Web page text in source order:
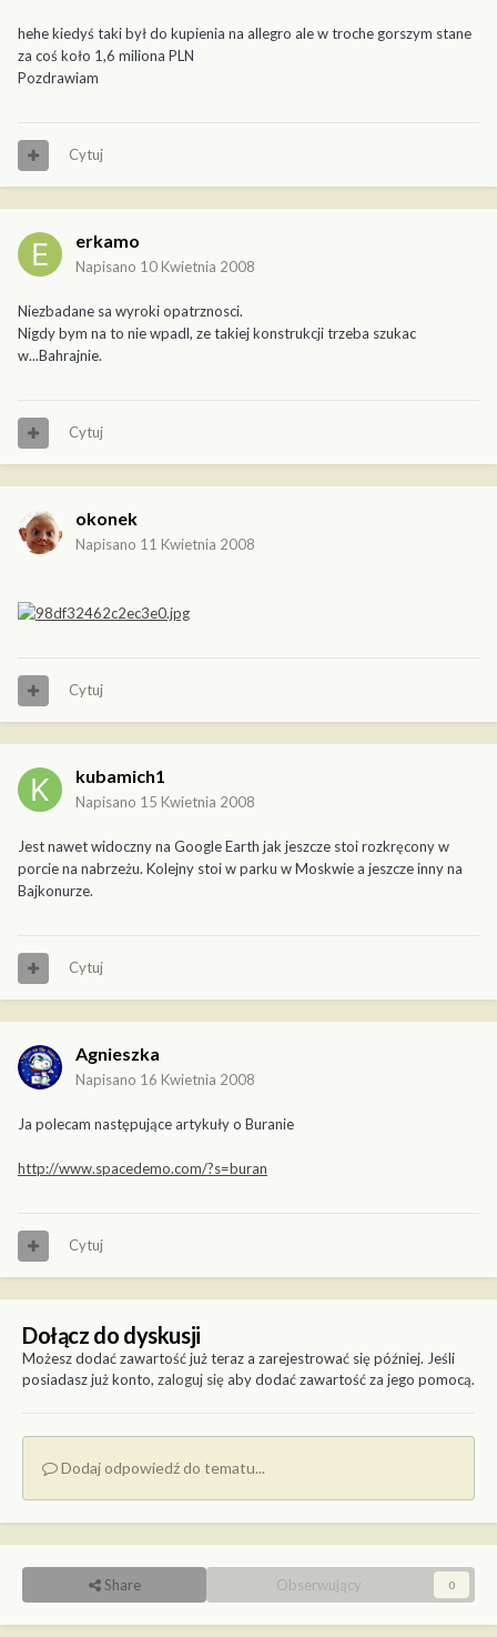
hehe kiedyś taki był do kupienia na allegro ale w troche gorszym stane
za coś koło 1,6 miliona PLN
Pozdrawiam
Cytuj
erkamo
Napisano 10 Kwietnia 2008
Niezbadane sa wyroki opatrznosci.
Nigdy bym na to nie wpadl, ze takiej konstrukcji trzeba szukac
w...Bahrajnie.
Cytuj
okonek
Napisano 11 Kwietnia 2008
Cytuj
kubamich1
Napisano 15 Kwietnia 2008
Jest nawet widoczny na Google Earth jak jeszcze stoi rozkręcony w
porcie na nabrzeżu. Kolejny stoi w parku w Moskwie a jeszcze inny na
Bajkonurze.
Cytuj
Agnieszka
Napisano 16 Kwietnia 2008
Ja polecam następujące artykuły o Buranie
http://www.spacedemo.com/?s=buran
Cytuj
Dołącz do dyskusji
Możesz dodać zawartość już teraz a zarejestrować się później. Jeśli
posiadasz już konto, zaloguj sięaby dodać zawartość za jego pomocą.
Dodaj odpowiedź do tematu...
Share Obserwujący 0